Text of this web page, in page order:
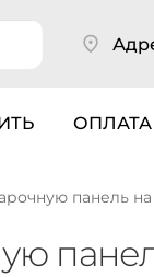
ОПЛАТА
панель